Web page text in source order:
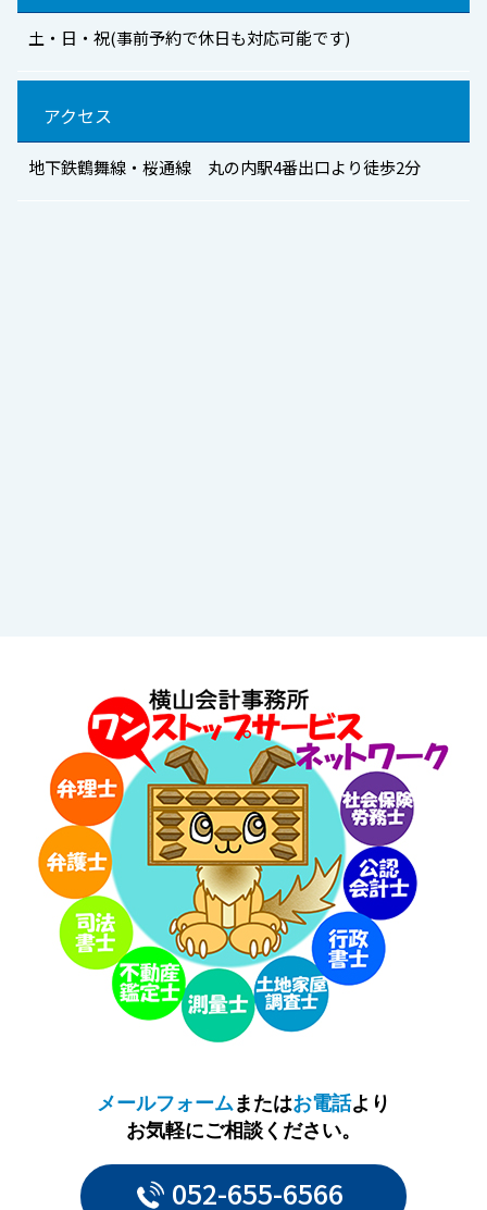
土・日・祝(事前予約で休日も対応可能です)
アクセス
地下鉄鶴舞線・桜通線 丸の内駅4番出口より徒歩2分
メールフォームまたはお電話より
お気軽にご相談ください。
052-655-6566